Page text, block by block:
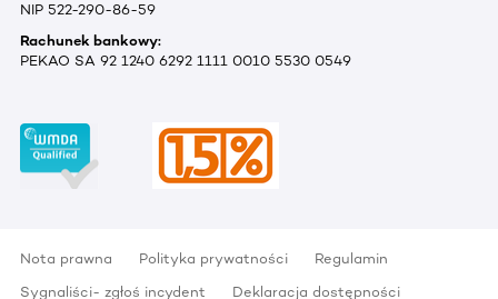
NIP 522-290-86-59
Rachunek bankowy:
PEKAO SA 92 1240 6292 1111 0010 5530 0549
Nota prawna Polityka prywatności
Regulamin
Sygnaliści- zgłoś incydent
Deklaracja dostępności